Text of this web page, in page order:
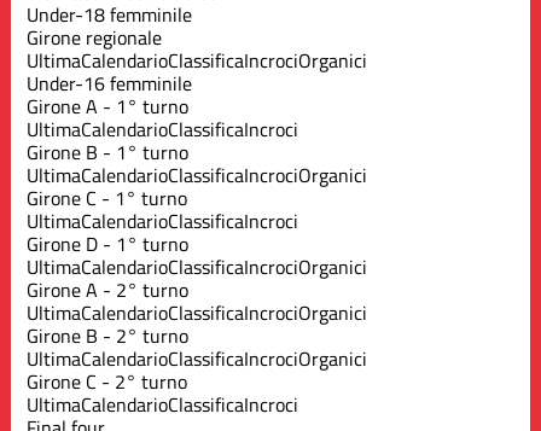
Under-18 femminile
Girone regionale
UltimaCalendarioClassificaIncrociOrganici
Under-16 femminile
Girone A - 1° turno
UltimaCalendarioClassificaIncroci
Girone B - 1° turno
UltimaCalendarioClassificaIncrociOrganici
Girone C - 1° turno
UltimaCalendarioClassificaIncroci
Girone D - 1° turno
UltimaCalendarioClassificaIncrociOrganici
Girone A - 2° turno
UltimaCalendarioClassificaIncrociOrganici
Girone B - 2° turno
UltimaCalendarioClassificaIncrociOrganici
Girone C - 2° turno
UltimaCalendarioClassificaIncroci